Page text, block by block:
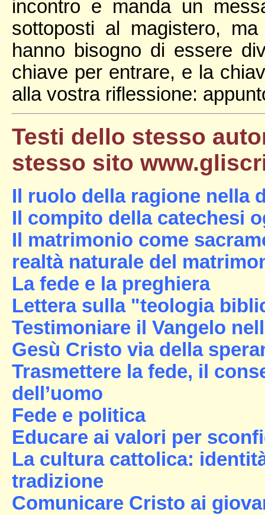
incontro e manda un
sottoposti al magistero,
hanno bisogno di essere
chiave per entrare, e la
alla vostra riflessione:
Testi dello stesso
stesso sito
Il ruolo della ragione nella
Il compito della catechesi
Il matrimonio come
realtà naturale del
La fede e la preghiera
Lettera sulla "teologia
Testimoniare il Vangelo
Gesù Cristo via della
Trasmettere la fede, il
dell’uomo
Fede e politica
Educare ai valori per
La cultura cattolica:
tradizione
Comunicare Cristo ai